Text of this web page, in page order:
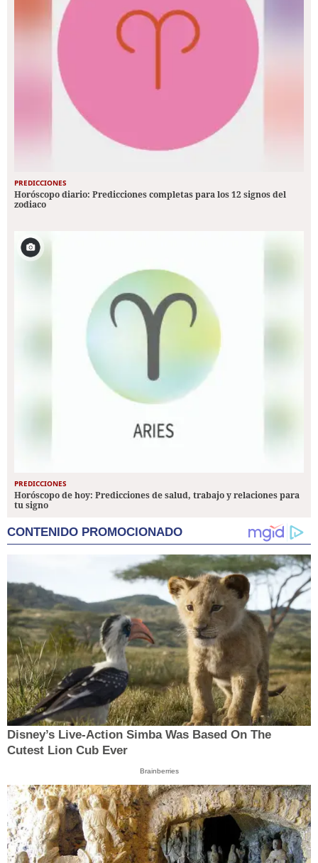
PREDICCIONES
Horóscopo diario: Predicciones completas para los 12 signos del
zodiaco
PREDICCIONES
Horóscopo de hoy: Predicciones de salud, trabajo y relaciones para
tu signo
CONTENIDO PROMOCIONADO
Disney’s Live-Action Simba Was Based On The
Cutest Lion Cub Ever
Brainberries